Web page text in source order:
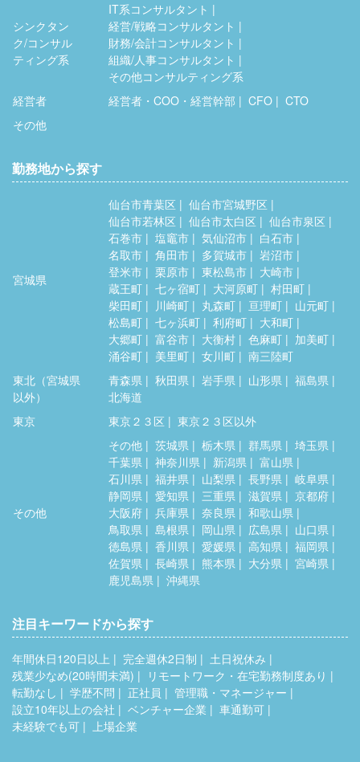
シンクタン
ク/コンサル
ティング系
IT系コンサルタント
経営/戦略コンサルタント
財務/会計コンサルタント
組織/人事コンサルタント
その他コンサルティング系
経営者
経営者・COO・経営幹部 CFO
CTO
その他
勤務地から探す
宮城県
仙台市青葉区
仙台市宮城野区
仙台市若林区
仙台市太白区
仙台市泉区
石巻市
塩竈市 気仙沼市
白石市
名取市
角田市 多賀城市
岩沼市
登米市
栗原市 東松島市
大崎市
蔵王町
七ヶ宿町 大河原町
村田町
柴田町
川崎町 丸森町 亘理町
山元町
松島町
七ヶ浜町 利府町
大和町
大郷町
富谷市 大衡村 色麻町
加美町
涌谷町
美里町 女川町
南三陸町
東北（宮城県
以外）
青森県 秋田県 岩手県 山形県
福島県
北海道
東京
東京２３区 東京２３区以外
その他
その他 茨城県 栃木県 群馬県
埼玉県
千葉県
神奈川県 新潟県
富山県
石川県
福井県 山梨県 長野県
岐阜県
静岡県
愛知県 三重県 滋賀県
京都府
大阪府
兵庫県 奈良県
和歌山県
鳥取県
島根県 岡山県 広島県
山口県
徳島県
香川県 愛媛県 高知県
福岡県
佐賀県
長崎県 熊本県 大分県
宮崎県
鹿児島県
沖縄県
注目キーワードから探す
年間休日120日以上 完全週休2日制
土日祝休み
残業少なめ(20時間未満)
リモートワーク・在宅勤務制度あり
転勤なし
学歴不問 正社員
管理職・マネージャー
設立10年以上の会社
ベンチャー企業
車通勤可
未経験でも可
上場企業